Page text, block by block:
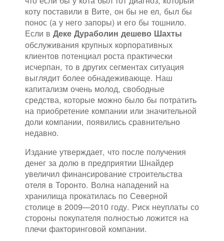
коту поставили в Вите, он бы не ел, был бы
понос (а у него запоры) и его бы тошнило.
Если в Деке Дураболин дешево Шахты
обслуживания крупных корпоративных
клиентов потенциал роста практически
исчерпан, то в других сегментах ситуация
выглядит более обнадеживающе. Наш
капитализм очень молод, свободные
средства, которые можно было бы потратить
на приобретение компании или значительной
доли компании, появились сравнительно
недавно.
Издание утверждает, что после получения
денег за долю в предприятии Шнайдер
увеличил финансирование строительства
отеля в Торонто. Волна нападений на
хранилища прокатилась по Северной
столице в 2009—2010 году. Риск неуплаты со
стороны покупателя полностью ложится на
плечи факторинговой компании.